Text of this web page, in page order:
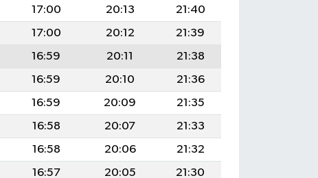
17:00 20:13
21:40
17:00 20:12
21:39
16:59 20:11
21:38
16:59 20:10
21:36
16:59 20:09
21:35
16:58 20:07
21:33
16:58 20:06
21:32
16:57 20:05
21:30